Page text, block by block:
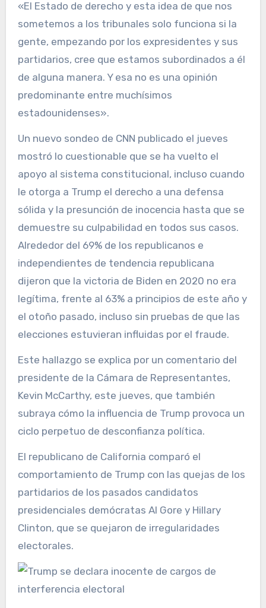
«El Estado de derecho y esta idea de que nos
sometemos a los tribunales solo funciona si la
gente, empezando por los expresidentes y sus
partidarios, cree que estamos subordinados a él
de alguna manera. Y esa no es una opinión
predominante entre muchísimos
estadounidenses».
Un nuevo sondeo de CNN publicado el jueves
mostró lo cuestionable que se ha vuelto el
apoyo al sistema constitucional, incluso cuando
le otorga a Trump el derecho a una defensa
sólida y la presunción de inocencia hasta que se
demuestre su culpabilidad en todos sus casos.
Alrededor del 69% de los republicanos e
independientes de tendencia republicana
dijeron que la victoria de Biden en 2020 no era
legítima, frente al 63% a principios de este año y
el otoño pasado, incluso sin pruebas de que las
elecciones estuvieran influidas por el fraude.
Este hallazgo se explica por un comentario del
presidente de la Cámara de Representantes,
Kevin McCarthy, este jueves, que también
subraya cómo la influencia de Trump provoca un
ciclo perpetuo de desconfianza política.
El republicano de California comparó el
comportamiento de Trump con las quejas de los
partidarios de los pasados candidatos
presidenciales demócratas Al Gore y Hillary
Clinton, que se quejaron de irregularidades
electorales.